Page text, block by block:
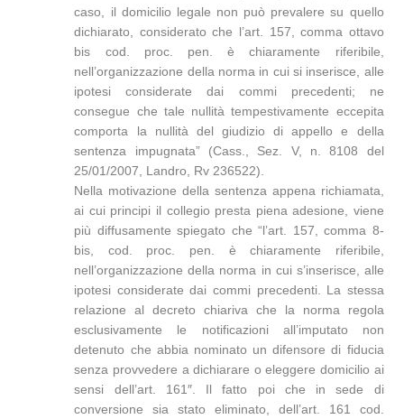
caso, il domicilio legale non può prevalere su quello
dichiarato, considerato che l’art. 157, comma ottavo
bis cod. proc. pen. è chiaramente riferibile,
nell’organizzazione della norma in cui si inserisce, alle
ipotesi considerate dai commi precedenti; ne
consegue che tale nullità tempestivamente eccepita
comporta la nullità del giudizio di appello e della
sentenza impugnata” (Cass., Sez. V, n. 8108 del
25/01/2007, Landro, Rv 236522).
Nella motivazione della sentenza appena richiamata,
ai cui principi il collegio presta piena adesione, viene
più diffusamente spiegato che “l’art. 157, comma 8-
bis, cod. proc. pen. è chiaramente riferibile,
nell’organizzazione della norma in cui s’inserisce, alle
ipotesi considerate dai commi precedenti. La stessa
relazione al decreto chiariva che la norma regola
esclusivamente le notificazioni all’imputato non
detenuto che abbia nominato un difensore di fiducia
senza provvedere a dichiarare o eleggere domicilio ai
sensi dell’art. 161″. Il fatto poi che in sede di
conversione sia stato eliminato, dell’art. 161 cod.